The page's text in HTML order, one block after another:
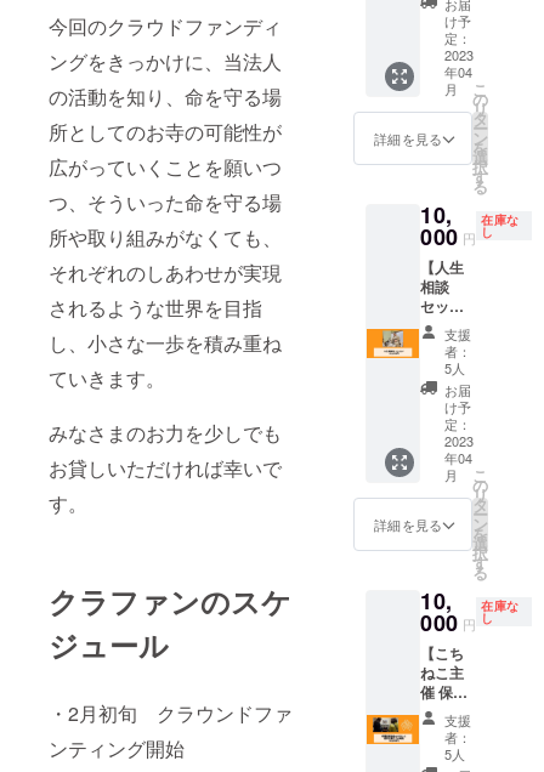
今回のクラウドファンディ
ングをきっかけに、当法人
の活動を知り、命を守る場
所としてのお寺の可能性が
広がっていくことを願いつ
つ、そういった命を守る場
所や取り組みがなくても、
それぞれのしあわせが実現
されるような世界を目指
し、小さな一歩を積み重ね
ていきます。
みなさまのお力を少しでも
お貸しいただければ幸いで
す。
クラファンのスケ
ジュール
・2月初旬 クラウンドファ
ンティング開始
WiFi（
有線
も）環
境あり
・駐車
場有
（10
築され
た建物
ですの
でとて
も綺麗
です。
※保護猫
たちと
触れ合
える時
間もあ
りま
す。 ※
こちね
こ代表
でもあ
る住職
験もし
ていた
だけま
す。修
行の合
間に精
進料理
をゆっ
くり味
禅・写
経・座
談会・
作務等
〇食
事：1泊
目夕
食・2泊
目朝
食・他
おやつ
等 〇研
修場
所：本
堂並び
客殿
〈施設
につい
て〉 ・
客殿は
和洋折
衷20畳
×2 食
事・休
憩・就
寝場所
は男女
別 ・寝
具は貸
布団 ・
トイレ
は男女
別 ・お
風呂は
近隣の
からの
選択 ・
ディレ
クショ
ンなし
（電話
やメー
ルでの
ご対応
ませ
ん） ・
素材は
ご提供
頂きま
す。
（原稿
写真含
む） ・
5ページ
+お問い
合わせ
ページ
・修正
は1回ま
で ※ヒ
アリン
ている
内容で
制作す
るため
記入頂
いてい
た内容
と大き
く異る
昼、
夜、朝
食付
き） お
寺での
修行体
験を通
じて個
人の成
じ組織
の安
定・成
長を促
す目的
です。
こちね
この活
動を行
なって
いる本
円寺本
堂を研
修場所
として
2023年
の研修
か。 〇
宿泊可
能日
数：1泊
2日（初
日12：
00～翌
日14：
00） 〇
け予
定：
2023
年04
月
詳細を見る
こ
の
リ
タ
ー
ン
を
選
択
す
る
10,
000 円
在庫な
し
【人生
相談
セッ
ショ
ン】 "代
表が豊
富な仏
道修業
経験を
もって
人生相
談や行
動指針
をお話
ししま
すよ。
式。時
間は1時
間程
度。場
所は指
定でき
ます。"
※詳細の
やりと
支援
者：
5人
お届
け予
定：
2023
年04
月
詳細を見る
こ
の
リ
タ
ー
ン
を
選
択
す
る
10,
000 円
在庫な
し
【こち
ねこ主
催 保護
猫譲渡
会のチ
ラシに
支援
者：
5人